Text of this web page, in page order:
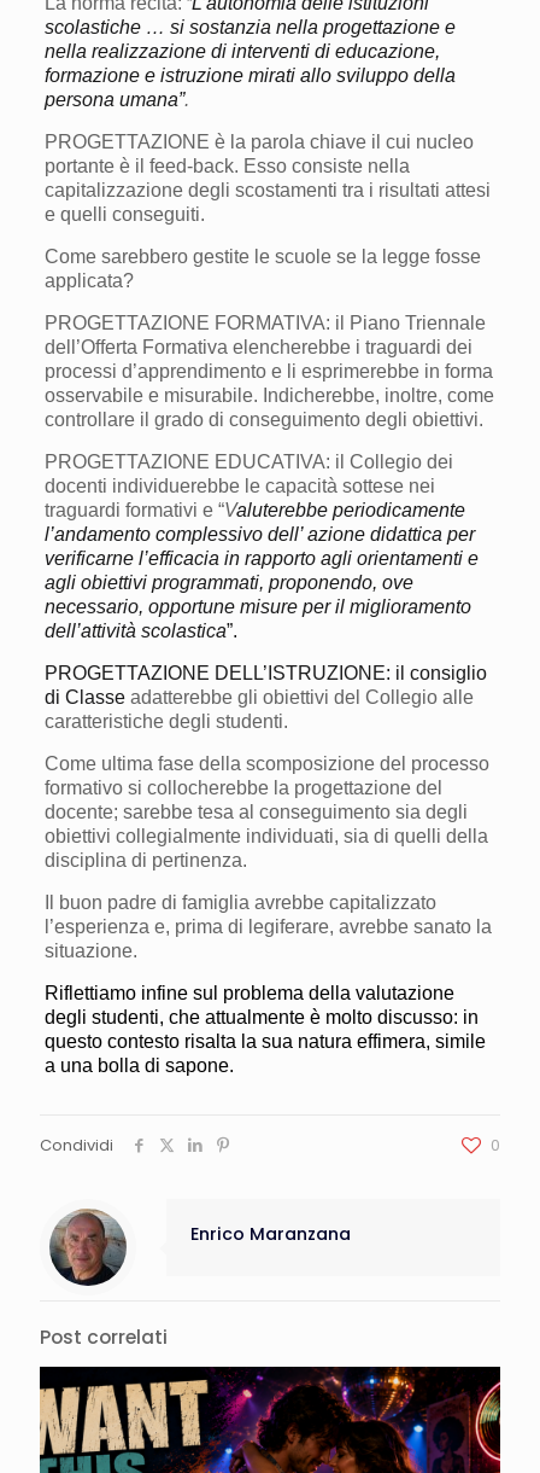
”
scolastiche … si sostanzia nella progettazione e
nella realizzazione di interventi di educazione,
formazione e istruzione mirati allo sviluppo della
persona umana”.
PROGETTAZIONE è la parola chiave il cui nucleo
portante è il feed-back. Esso consiste nella
capitalizzazione degli scostamenti tra i risultati attesi
e quelli conseguiti.
Come sarebbero gestite le scuole se la legge fosse
applicata?
PROGETTAZIONE FORMATIVA: il Piano Triennale
dell’Offerta Formativa elencherebbe i traguardi dei
processi d’apprendimento e li esprimerebbe in forma
osservabile e misurabile. Indicherebbe, inoltre, come
controllare il grado di conseguimento degli obiettivi.
PROGETTAZIONE EDUCATIVA: il Collegio dei
docenti individuerebbe le capacità sottese nei
traguardi formativi e “Valuterebbe periodicamente
l’andamento complessivo dell’ azione didattica per
verificarne l’efficacia in rapporto agli orientamenti e
agli obiettivi programmati, proponendo, ove
necessario, opportune misure per il miglioramento
dell’attività scolastica”.
PROGETTAZIONE DELL’ISTRUZIONE: il consiglio
di Classeadatterebbe gli obiettivi del Collegio alle
caratteristiche degli studenti.
Come ultima fase della scomposizione del processo
formativo si collocherebbe la progettazione del
docente; sarebbe tesa al conseguimento sia degli
obiettivi collegialmente individuati, sia di quelli della
disciplina di pertinenza.
Il buon padre di famiglia avrebbe capitalizzato
l’esperienza e, prima di legiferare, avrebbe sanato la
situazione.
Riflettiamo infine sul problema della valutazione
degli studenti, che attualmente è molto discusso: in
questo contesto risalta la sua natura effimera, simile
a una bolla di sapone.
Condividi 0
Enrico Maranzana
Post correlati